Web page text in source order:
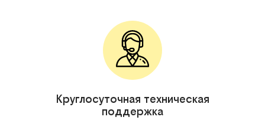
Круглосуточная техническая
поддержка